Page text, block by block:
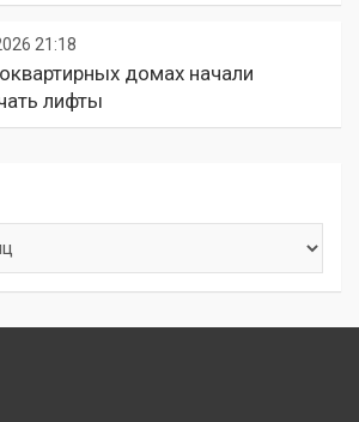
21:18
домах начали
лифты